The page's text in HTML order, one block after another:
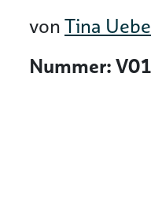
vonTina
Nummer: